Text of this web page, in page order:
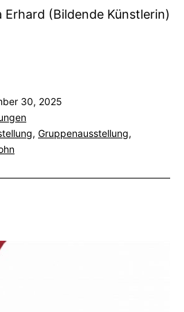
(Bildende Künstlerin)
30, 2025
, Gruppenausstellung,